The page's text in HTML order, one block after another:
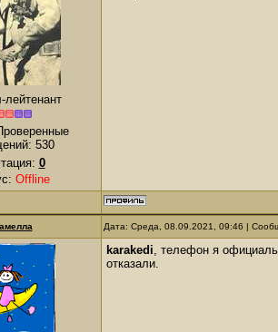
лейтенант
530
0
Offline
Дата: Среда, 08.09.2021, 09:46 |
karakedi, телефон я
отказали.